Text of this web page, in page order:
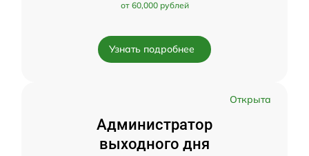
от 60,000 рублей
Узнать подробнее
Открыта
Администратор
выходного дня